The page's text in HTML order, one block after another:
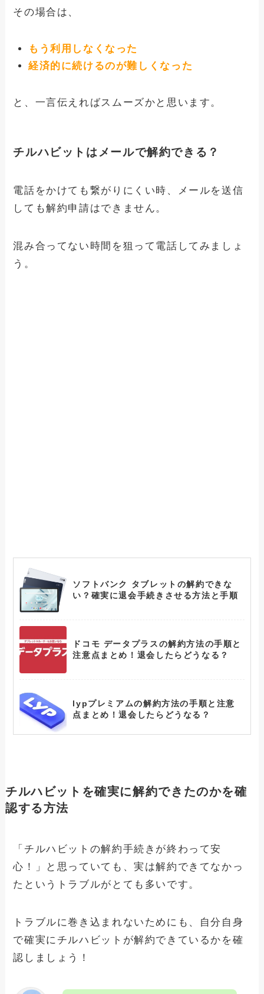
その場合は、
もう利用しなくなった
経済的に続けるのが難しくなった
と、一言伝えればスムーズかと思います。
チルハビットはメールで解約できる？
電話をかけても繋がりにくい時、メールを送信
しても解約申請はできません。
混み合ってない時間を狙って電話してみましょ
う。
ソフトバンク タブレットの解約できな
い？確実に退会手続きさせる方法と手順
ドコモ データプラスの解約方法の手順と
注意点まとめ！退会したらどうなる？
lypプレミアムの解約方法の手順と注意
点まとめ！退会したらどうなる？
ヌードフュージョン解約できない？確実
ドクターチルの解約方法の手順と注意点
まとめ！退会したらどうなる？
チルハビットを確実に解約できたのかを確
認する方法
「チルハビットの解約手続きが終わって安
心！」と思っていても、実は解約できてなかっ
たというトラブルがとても多いです。
トラブルに巻き込まれないためにも、自分自身
で確実にチルハビットが解約できているかを確
認しましょう！